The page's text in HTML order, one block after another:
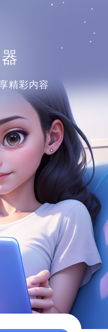
精彩内容